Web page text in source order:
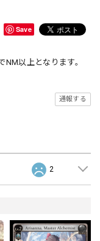
Save
NM以上となります。
通報する
2